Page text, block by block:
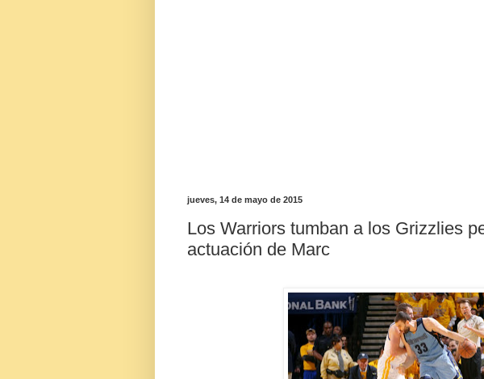
jueves, 14 de mayo de 2015
Los Warriors tumban a los Grizzlies
actuación de Marc